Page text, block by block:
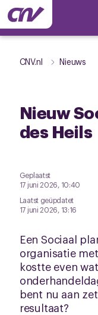
CNV.nl Nieuws
Nieuw
des Heils
Geplaatst
17 juni 2026, 10:40
Laatst geüpdatet
17 juni 2026, 13:16
Een Sociaal
organisatie
kostte even
bent nu aan
resultaat?